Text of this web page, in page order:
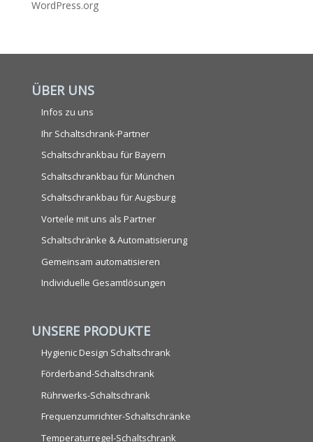
WordPress.org
ÜBER UNS
Infos zu uns
Ihr Schaltschrank-Partner
Schaltschrankbau für Bayern
Schaltschrankbau für München
Schaltschrankbau für Augsburg
Vorteile mit uns als Partner
Schaltschränke & Automatisierung
Gemeinsam automatisieren
Individuelle Gesamtlösungen
UNSERE PRODUKTE
Hygienic Design Schaltschrank
Förderband-Schaltschrank
Rührwerks-Schaltschrank
Frequenzumrichter-Schaltschränke
Temperaturregel-Schaltschrank